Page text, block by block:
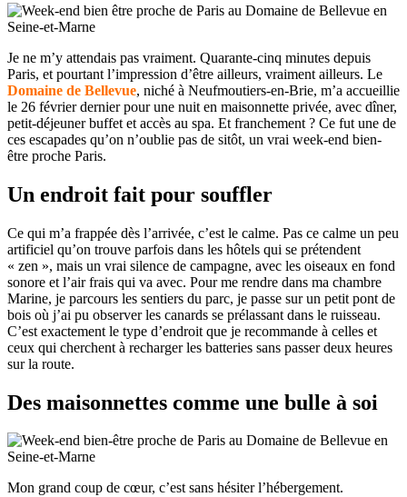
Je ne m’y attendais pas vraiment. Quarante-cinq minutes depuis
Paris, et pourtant l’impression d’être ailleurs, vraiment ailleurs. Le
Domaine de Bellevue, niché à Neufmoutiers-en-Brie, m’a accueillie
le 26 février dernier pour une nuit en maisonnette privée, avec dîner,
petit-déjeuner buffet et accès au spa. Et franchement ? Ce fut une de
ces escapades qu’on n’oublie pas de sitôt, un vrai week-end bien-
être proche Paris.
Un endroit fait pour souffler
Ce qui m’a frappée dès l’arrivée, c’est le calme. Pas ce calme un peu
artificiel qu’on trouve parfois dans les hôtels qui se prétendent
« zen », mais un vrai silence de campagne, avec les oiseaux en fond
sonore et l’air frais qui va avec. Pour me rendre dans ma chambre
Marine, je parcours les sentiers du parc, je passe sur un petit pont de
bois où j’ai pu observer les canards se prélassant dans le ruisseau.
C’est exactement le type d’endroit que je recommande à celles et
ceux qui cherchent à recharger les batteries sans passer deux heures
sur la route.
Des maisonnettes comme une bulle à soi
Mon grand coup de cœur, c’est sans hésiter l’hébergement.